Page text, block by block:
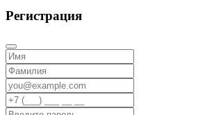
Регистрация